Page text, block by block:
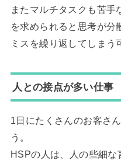
またマルチタスクも苦
を求められると思考が分
ミスを繰り返してしまう
人との接点が多い仕事
1日にたくさんのお客さ
う。
HSPの人は、人の些細